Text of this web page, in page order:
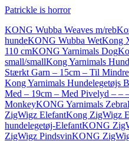
Patrickle is horror
KONG Wubba Weaves m/reb
hundeKONG Wubba WetKong
110 cmKONG Yarnimals Dog
small/smallKong Yarnimals
Stærkt Garn – 15cm – Til
Kong Yarnimals Hundelegetøjs
Med – 19cm – Med Pivelyd – –
MonkeyKONG Yarnimals Zebra
ZigWigz ElefantKong ZigWigz
hundelegetøj-ElefantKONG
ZigWigz PindsvinKONG